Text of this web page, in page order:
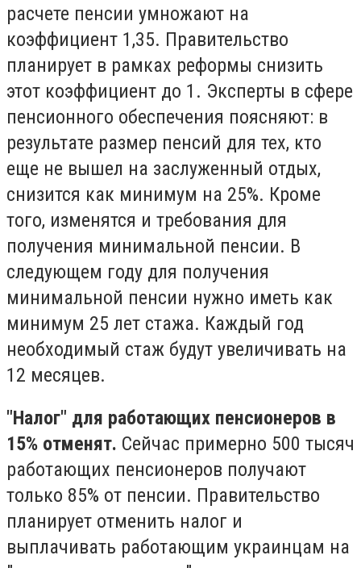
расчете пенсии умножают на
коэффициент 1,35. Правительство
планирует в рамках реформы снизить
этот коэффициент до 1. Эксперты в сфере
пенсионного обеспечения поясняют: в
результате размер пенсий для тех, кто
еще не вышел на заслуженный отдых,
снизится как минимум на 25%. Кроме
того, изменятся и требования для
получения минимальной пенсии. В
следующем году для получения
минимальной пенсии нужно иметь как
минимум 25 лет стажа. Каждый год
необходимый стаж будут увеличивать на
12 месяцев.
"Налог" для работающих пенсионеров в
15% отменят. Сейчас примерно 500 тысяч
работающих пенсионеров получают
только 85% от пенсии. Правительство
планирует отменить налог и
выплачивать работающим украинцам на